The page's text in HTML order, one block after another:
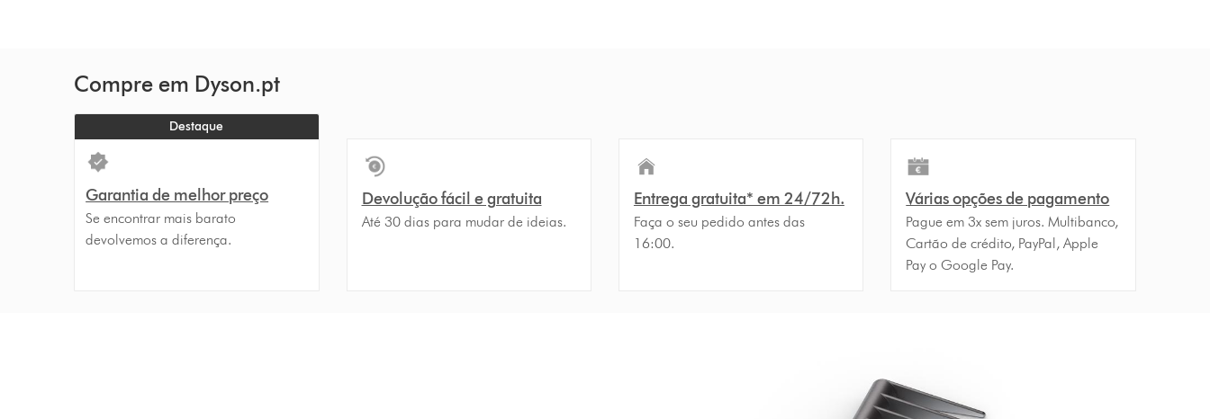
Compre em Dyson.pt
Destaque
Garantia de melhor preço
Se encontrar mais barato
devolvemos a diferença.
Devolução fácil e gratuita
Até 30 dias para mudar de ideias.
Entrega gratuita* em 24/72h.
Faça o seu pedido antes das
16:00.
Várias opções de pagamento
Pague em 3x sem juros. Multibanco,
Cartão de crédito, PayPal, Apple
Pay o Google Pay.